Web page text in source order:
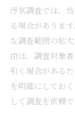
浮気調
心理的な
浮気調
探偵と
浮気調
浮気調
浮気調査では、
る場合がありま
な調査範囲の拡
由は、調査対象
引く場合がある
を明確にしてお
して調査を依頼で